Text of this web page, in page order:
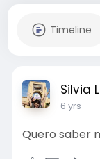
Timeline
Silvia
6 yrs
Quero saber